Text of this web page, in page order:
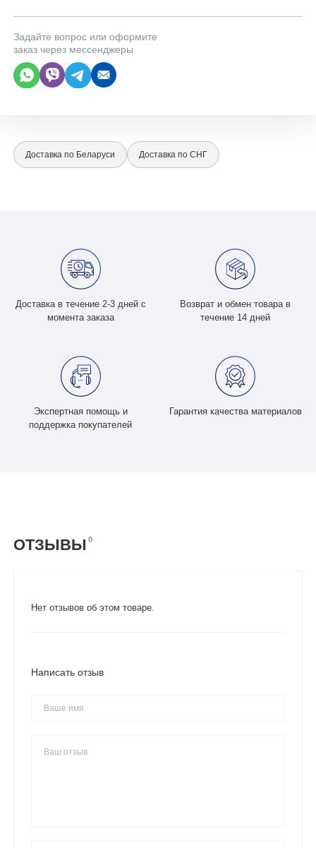
Задайте вопрос или оформите
заказ через мессенджеры
Доставка по Беларуси Доставка по СНГ
Доставка в течение 2-3 дней с
момента заказа
Возврат и обмен товара в
течение 14 дней
Экспертная помощь и
поддержка покупателей
Гарантия качества материалов
ОТЗЫВЫ 0
Нет отзывов об этом товаре.
Написать отзыв